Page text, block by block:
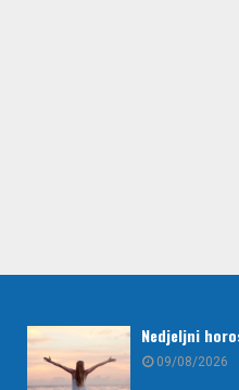
Nedjeljni
09/08/2026